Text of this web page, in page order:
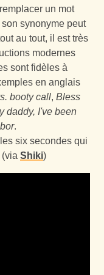
un mot
synonyme peut
au tout, il est très
modernes
sont fidèles à
en anglais
booty call,Bless
daddy, I've been
.
six secondes qui
(viaShiki)